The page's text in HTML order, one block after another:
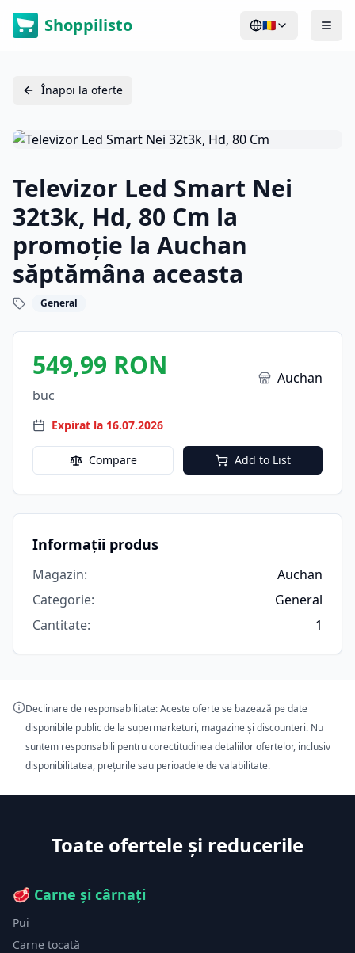
Shoppilisto 🇷🇴
Înapoi la oferte
Televizor Led Smart Nei
32t3k, Hd, 80 Cm la
promoție la Auchan
săptămâna aceasta
General
549,99 RON
buc
Auchan
Expirat la 16.07.2026
Compare Add to List
Informații produs
Magazin:
Auchan
Categorie:
General
Cantitate: 1
Declinare de responsabilitate: Aceste oferte se bazează pe date
disponibile public de la supermarketuri, magazine și discounteri. Nu
suntem responsabili pentru corectitudinea detaliilor ofertelor, inclusiv
disponibilitatea, prețurile sau perioadele de valabilitate.
Toate ofertele și reducerile
🥩 Carne și cârnați
Pui
Carne tocată